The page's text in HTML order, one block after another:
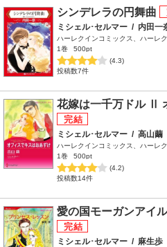
シンデレラの円舞曲
ミシェル･セルマー / 内田一
ハーレクインコミックス、ハーレ
1巻
500pt
(4.3)
投稿数7件
花嫁は一千万ドル Ⅱ
ミシェル･セルマー / 高山繭
ハーレクインコミックス、ハーレ
1巻
500pt
(4.2)
投稿数14件
愛の国モーガンアイ
ミシェル･セルマー / 麻生歩